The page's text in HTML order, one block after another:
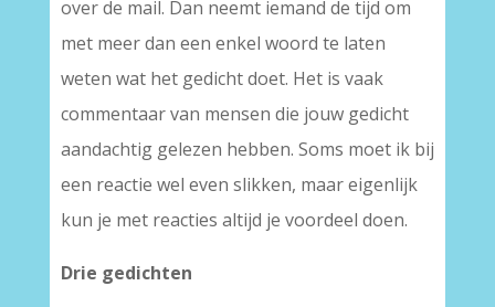
over de mail. Dan neemt iemand de tijd om
met meer dan een enkel woord te laten
weten wat het gedicht doet. Het is vaak
commentaar van mensen die jouw gedicht
aandachtig gelezen hebben. Soms moet ik bij
een reactie wel even slikken, maar eigenlijk
kun je met reacties altijd je voordeel doen.
Drie gedichten